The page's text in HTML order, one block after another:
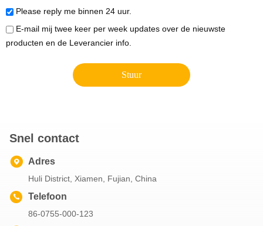
Please reply me binnen 24 uur.
E-mail mij twee keer per week updates over de nieuwste
producten en de Leverancier info.
Snel contact
Adres
Huli District, Xiamen, Fujian, China
Telefoon
86-0755-000-123